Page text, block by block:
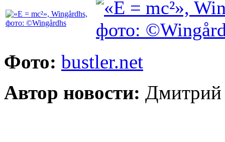
Фото: bustler.net
Автор новости: Дмитрий